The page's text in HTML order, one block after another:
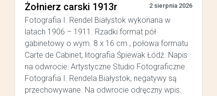
Żołnierz carski 1913r 2 sierpnia 2026
Fotografia I. Rendel Białystok wykonana w
latach 1906 – 1911. Rzadki format pół
gabinetowy o wym. 8 x 16 cm , połowa formatu
Carte de Cabinet, litografia Śpiewak Łódź. Napis
na odwrocie: Artystyczne Studio Fotograficzne.
Fotografia I. Rendela Białystok, negatywy są
przechowywane. Na odwrocie odręczny wpis: